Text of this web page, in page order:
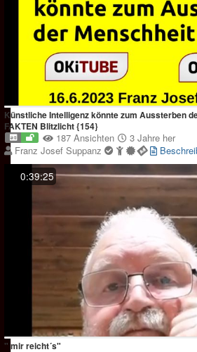
Künstliche Intelligenz könnte zum Aussterben
FAKTEN Blitzlicht {154}
187 Ansichten
3 Jahre her
Franz Josef Suppanz
0:39:25
" mir reicht´s"